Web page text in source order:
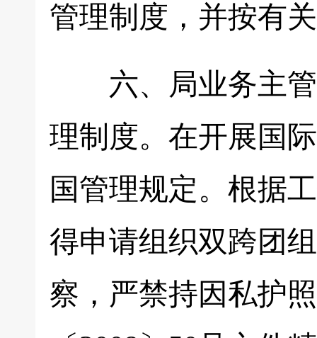
管理制度，并按有
六、局业务主管
理制度。在开展国
国管理规定。根据
得申请组织双跨团
察，严禁持因私护